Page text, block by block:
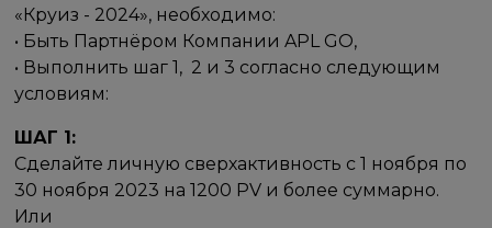
«Круиз - 2024», необходимо:
• Быть Партнёром Компании APL GO,
• Выполнить шаг 1, 2 и 3 согласно следующим
условиям:
ШАГ 1:
Сделайте личную сверхактивность с 1 ноября по
30 ноября 2023 на 1200 PV и более суммарно.
Или